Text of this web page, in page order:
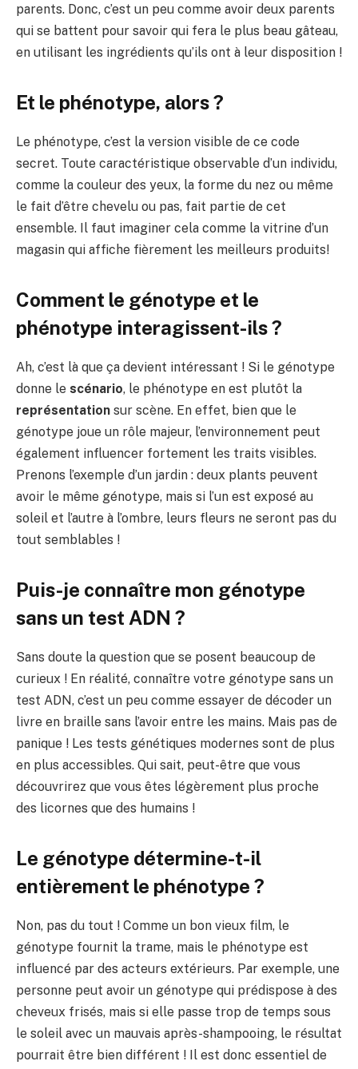
parents. Donc, c’est un peu comme avoir deux parents
qui se battent pour savoir qui fera le plus beau gâteau,
en utilisant les ingrédients qu’ils ont à leur disposition !
Et le phénotype, alors ?
Le phénotype, c’est la version visible de ce code
secret. Toute caractéristique observable d’un individu,
comme la couleur des yeux, la forme du nez ou même
le fait d’être chevelu ou pas, fait partie de cet
ensemble. Il faut imaginer cela comme la vitrine d’un
magasin qui affiche fièrement les meilleurs produits!
Comment le génotype et le
phénotype interagissent-ils ?
Ah, c’est là que ça devient intéressant ! Si le génotype
donne le scénario, le phénotype en est plutôt la
représentation sur scène. En effet, bien que le
génotype joue un rôle majeur, l’environnement peut
également influencer fortement les traits visibles.
Prenons l’exemple d’un jardin : deux plants peuvent
avoir le même génotype, mais si l’un est exposé au
soleil et l’autre à l’ombre, leurs fleurs ne seront pas du
tout semblables !
Puis-je connaître mon génotype
sans un test ADN ?
Sans doute la question que se posent beaucoup de
curieux ! En réalité, connaître votre génotype sans un
test ADN, c’est un peu comme essayer de décoder un
livre en braille sans l’avoir entre les mains. Mais pas de
panique ! Les tests génétiques modernes sont de plus
en plus accessibles. Qui sait, peut-être que vous
découvrirez que vous êtes légèrement plus proche
des licornes que des humains !
Le génotype détermine-t-il
entièrement le phénotype ?
Non, pas du tout ! Comme un bon vieux film, le
génotype fournit la trame, mais le phénotype est
influencé par des acteurs extérieurs. Par exemple, une
personne peut avoir un génotype qui prédispose à des
cheveux frisés, mais si elle passe trop de temps sous
le soleil avec un mauvais après-shampooing, le résultat
pourrait être bien différent ! Il est donc essentiel de